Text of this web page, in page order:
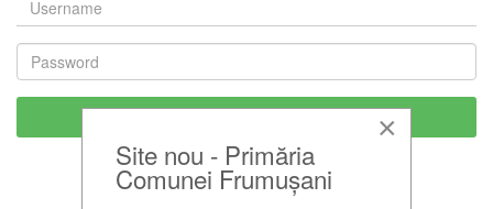
×
Site nou - Primăria
Comunei Frumușani